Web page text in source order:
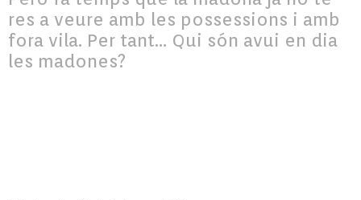
res a veure amb les possessions i amb
fora vila. Per tant… Qui són avui en dia
les madones?